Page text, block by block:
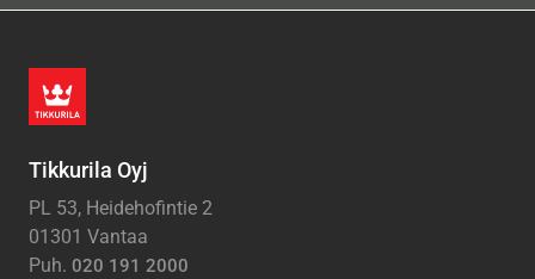
Tikkurila Oyj
PL 53, Heidehofintie 2
01301 Vantaa
Puh. 020 191 2000